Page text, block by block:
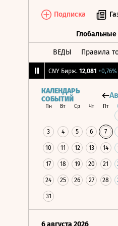
Подписка
Глобальные
ВЕДЫ Правила
CNY Бирж. 12,081 +0,76%
КАЛЕНДАРЬ
СОБЫТИЙ
Пн Вт Ср Чт Пт
3 4 5 6 7
10 11 12 13 14
17 18 19 20 21
24 25 26 27 28
31
6 августа 2026